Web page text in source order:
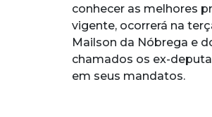
conhecer as melhores
vigente, ocorrerá na
Mailson da Nóbrega e
chamados os ex-
em seus mandatos.